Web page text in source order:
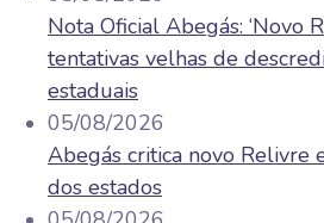
Nota Oficial Abegás: ‘Novo
tentativas velhas de
estaduais
05/08/2026
Abegás critica novo Relivre
dos estados